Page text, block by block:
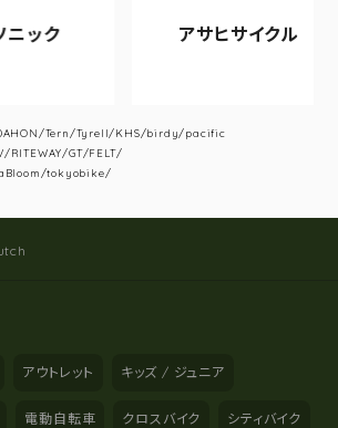
ック アサヒサイクル
: DAHON/Tern/Tyrell/KHS/birdy/pacific
RITEWAY/GT/FELT/
tokyobike/
在地
アウトレット キッズ / ジュニア
電動自転車 クロスバイク シティバイク